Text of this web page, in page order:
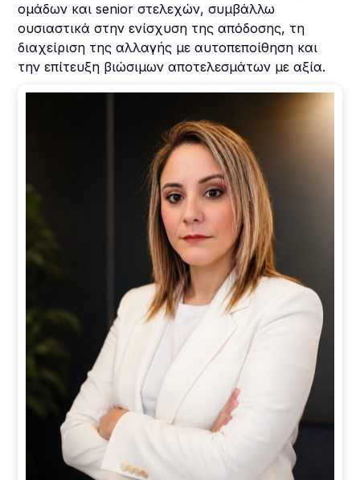
ομάδων και senior στελεχών, συμβάλλω
ουσιαστικά στην ενίσχυση της απόδοσης, τη
διαχείριση της αλλαγής με αυτοπεποίθηση και
την επίτευξη βιώσιμων αποτελεσμάτων με αξία.